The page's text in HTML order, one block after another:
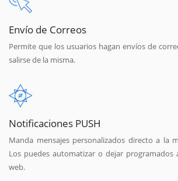
Envío de Correos
Permite que los usuarios hagan envíos de
salirse de la misma.
Notificaciones PUSH
Manda mensajes personalizados directo a la
Los puedes automatizar o dejar
web.